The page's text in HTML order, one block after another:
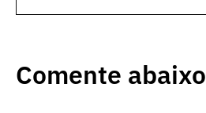
Comente abaixo